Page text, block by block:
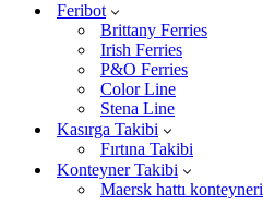
Feribot
Brittany Ferries
Irish Ferries
P&O Ferries
Color Line
Stena Line
Kasırga Takibi
Fırtına Takibi
Konteyner Takibi
Maersk hattı konteyneri